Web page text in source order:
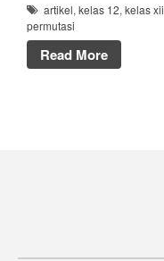
artikel, kelas 12, kelas xii
permutasi
Read More